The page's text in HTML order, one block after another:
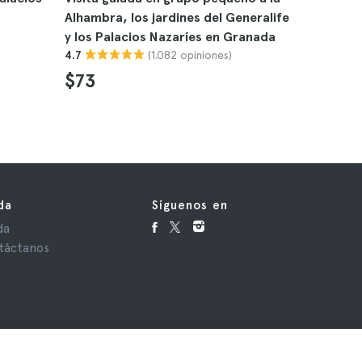
Alhambra, los jardines del Generalife
y los Palacios Nazaríes en Granada
4.7 (1.082 opiniones)
$73
Síguenos en